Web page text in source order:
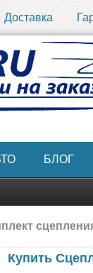
Доставка
БЛОГ
Купить